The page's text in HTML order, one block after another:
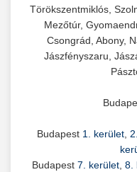
Törökszentmiklós,
Mezőtúr,
Csongrád, Abony,
Jászfényszaru,
Budapest 1. kerület
Budapest 7. kerület, 8.